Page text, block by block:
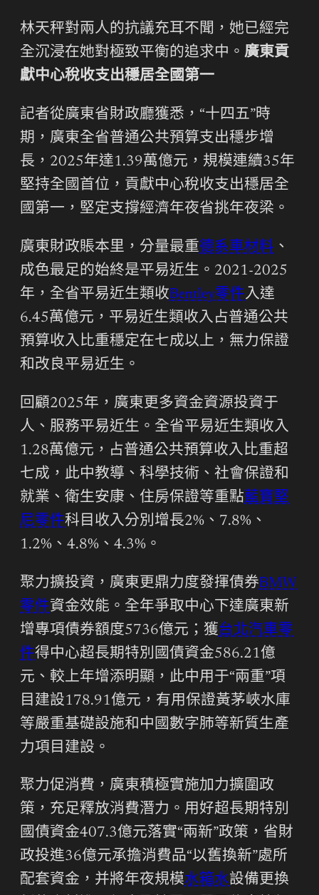
林天秤對兩人的抗議充耳不聞，她已經完
全沉浸在她對極致平衡的追求中。 廣東貢
獻中心稅收支出穩居全國第一
記者從廣東省財政廳獲悉，“十四五”時
期，廣東全省普通公共預算支出穩步增
長，2025年達1.39萬億元，規模連續35年
堅持全國首位，貢獻中心稅收支出穩居全
國第一，堅定支撐經濟年夜省挑年夜梁。
廣東財政賬本里，分量最重德系車材料 、
成色最足的始終是平易近生。2021-2025
年，全省平易近生類收Bentley零件入達
6.45萬億元，平易近生類收入占普通公共
預算收入比重穩定在七成以上，無力保證
和改良平易近生。
回顧2025年，廣東更多資金資源投資于
人、服務平易近生。全省平易近生類收入
1.28萬億元，占普通公共預算收入比重超
七成，此中教導、科學技術、社會保證和
就業、衛生安康、住房保證等重點藍寶堅
尼零件科目收入分別增長2%、7.8%、
1.2%、4.8%、4.3%。
聚力擴投資，廣東更鼎力度發揮債券BMW
零件資金效能。全年爭取中心下達廣東新
增專項債券額度5736億元；獲台北汽車零
件得中心超長期特別國債資金586.21億
元、較上年增添明顯，此中用于“兩重”項
目建設178.91億元，有用保證黃茅峽水庫
等嚴重基礎設施和中國數字肺等新質生產
力項目建設。
聚力促消費，廣東積極實施加力擴圍政
策，充足釋放消費潛力。用好超長期特別
國債資金407.3億元落實“兩新”政策，省財
政投進36億元承擔消費品“以舊換新”處所
配套資金，并將年夜規模水箱水設備更換